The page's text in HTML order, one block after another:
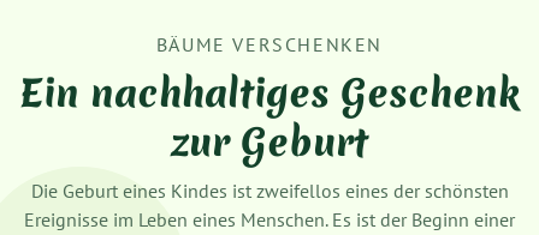
BÄUME VERSCHENKEN
Ein nachhaltiges Geschenk
zur Geburt
Die Geburt eines Kindes ist zweifellos eines der schönsten
Ereignisse im Leben eines Menschen. Es ist der Beginn einer